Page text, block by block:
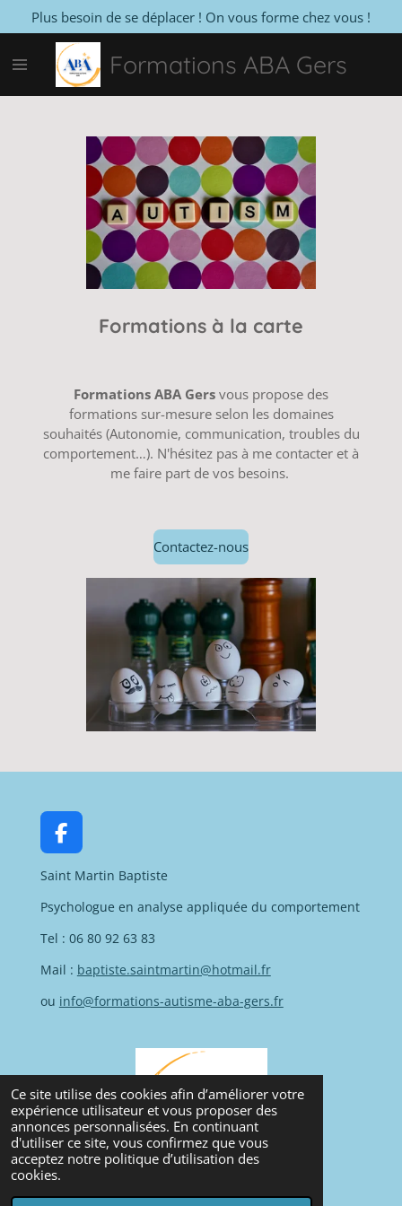
Ce site utilise des cookies afin d’améliorer votre
expérience utilisateur et vous proposer des
annonces personnalisées. En continuant
d'utiliser ce site, vous confirmez que vous
acceptez notre politique d’utilisation des
cookies.
Passer
au
contenu
principal
Formations ABA Gers
Plus besoin de se déplacer ! On vous forme chez vous !
Formations à la carte
Formations ABA Gers vous propose des
formations sur-mesure selon les domaines
souhaités (Autonomie, communication, troubles du
comportement…). N'hésitez pas à me contacter et à
me faire part de vos besoins.
Contactez-nous
F
a
c
e
o
o
k
Saint Martin Baptiste
Psychologue en analyse appliquée du comportement
Tel : 06 80 92 63 83
Mail : baptiste.saintmartin@hotmail.fr
ou info@formations-autisme-aba-gers.fr